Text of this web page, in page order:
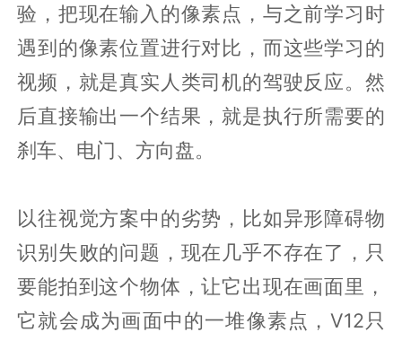
验，把现在输入的像素点，与之前学习时
遇到的像素位置进行对比，而这些学习的
视频，就是真实人类司机的驾驶反应。然
后直接输出一个结果，就是执行所需要的
刹车、电门、方向盘。
以往视觉方案中的劣势，比如异形障碍物
识别失败的问题，现在几乎不存在了，只
要能拍到这个物体，让它出现在画面里，
它就会成为画面中的一堆像素点，V12只